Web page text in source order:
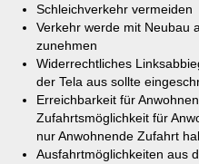
Schleichverkehr vermeiden
Verkehr werde mit Neubau
zunehmen
Widerrechtliches
der Tela aus sollte
Erreichbarkeit für
Zufahrtsmöglichkeit für
nur Anwohnende Zufahrt
Ausfahrtmöglichkeiten aus